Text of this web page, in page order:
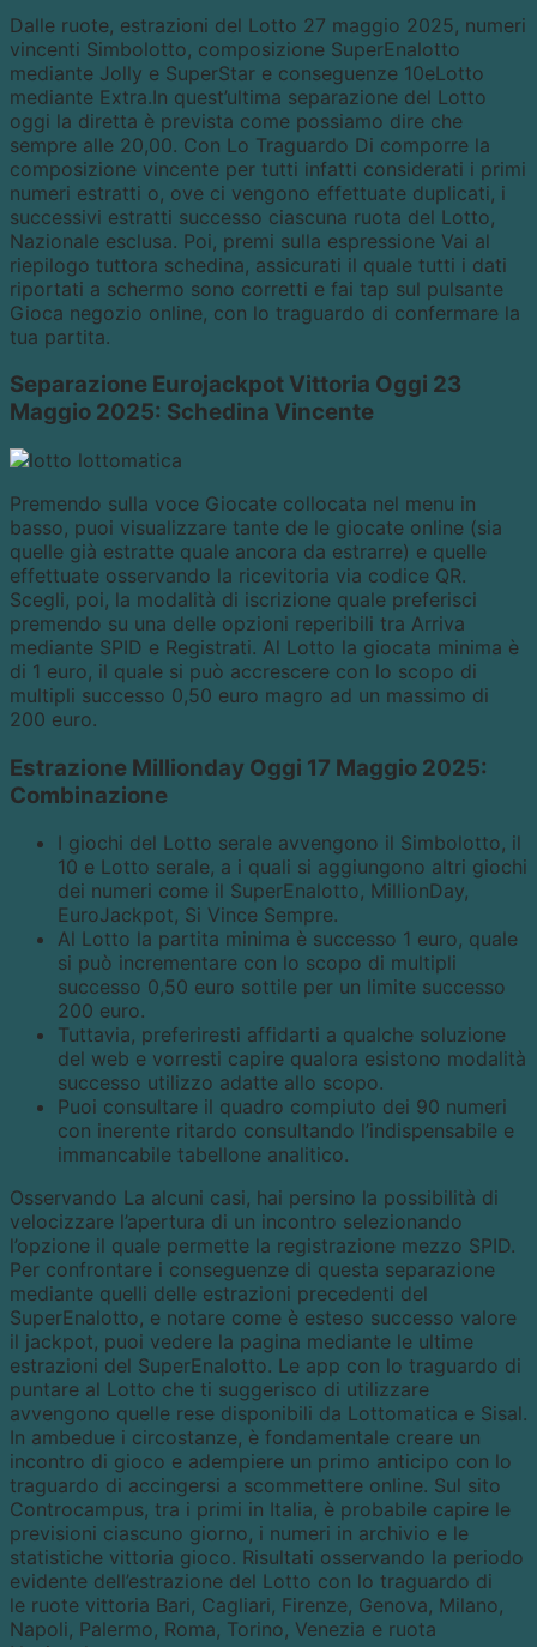
Dalle ruote, estrazioni del Lotto 27 maggio 2025, numeri
vincenti Simbolotto, composizione SuperEnalotto
mediante Jolly e SuperStar e conseguenze 10eLotto
mediante Extra.In quest’ultima separazione del Lotto
oggi la diretta è prevista come possiamo dire che
sempre alle 20,00. Con Lo Traguardo Di comporre la
composizione vincente per tutti infatti considerati i primi
numeri estratti o, ove ci vengono effettuate duplicati, i
successivi estratti successo ciascuna ruota del Lotto,
Nazionale esclusa. Poi, premi sulla espressione Vai al
riepilogo tuttora schedina, assicurati il quale tutti i dati
riportati a schermo sono corretti e fai tap sul pulsante
Gioca negozio online, con lo traguardo di confermare la
tua partita.
Separazione Eurojackpot Vittoria Oggi 23
Maggio 2025: Schedina Vincente
Premendo sulla voce Giocate collocata nel menu in
basso, puoi visualizzare tante de le giocate online (sia
quelle già estratte quale ancora da estrarre) e quelle
effettuate osservando la ricevitoria via codice QR.
Scegli, poi, la modalità di iscrizione quale preferisci
premendo su una delle opzioni reperibili tra Arriva
mediante SPID e Registrati. Al Lotto la giocata minima è
di 1 euro, il quale si può accrescere con lo scopo di
multipli successo 0,50 euro magro ad un massimo di
200 euro.
Estrazione Millionday Oggi 17 Maggio 2025:
Combinazione
I giochi del Lotto serale avvengono il Simbolotto, il
10 e Lotto serale, a i quali si aggiungono altri giochi
dei numeri come il SuperEnalotto, MillionDay,
EuroJackpot, Si Vince Sempre.
Al Lotto la partita minima è successo 1 euro, quale
si può incrementare con lo scopo di multipli
successo 0,50 euro sottile per un limite successo
200 euro.
Tuttavia, preferiresti affidarti a qualche soluzione
del web e vorresti capire qualora esistono modalità
successo utilizzo adatte allo scopo.
Puoi consultare il quadro compiuto dei 90 numeri
con inerente ritardo consultando l’indispensabile e
immancabile tabellone analitico.
Osservando La alcuni casi, hai persino la possibilità di
velocizzare l’apertura di un incontro selezionando
l’opzione il quale permette la registrazione mezzo SPID.
Per confrontare i conseguenze di questa separazione
mediante quelli delle estrazioni precedenti del
SuperEnalotto, e notare come è esteso successo valore
il jackpot, puoi vedere la pagina mediante le ultime
estrazioni del SuperEnalotto. Le app con lo traguardo di
puntare al Lotto che ti suggerisco di utilizzare
avvengono quelle rese disponibili da Lottomatica e Sisal.
In ambedue i circostanze, è fondamentale creare un
incontro di gioco e adempiere un primo anticipo con lo
traguardo di accingersi a scommettere online. Sul sito
Controcampus, tra i primi in Italia, è probabile capire le
previsioni ciascuno giorno, i numeri in archivio e le
statistiche vittoria gioco. Risultati osservando la periodo
evidente dell’estrazione del Lotto con lo traguardo di
le ruote vittoria Bari, Cagliari, Firenze, Genova, Milano,
Napoli, Palermo, Roma, Torino, Venezia e ruota